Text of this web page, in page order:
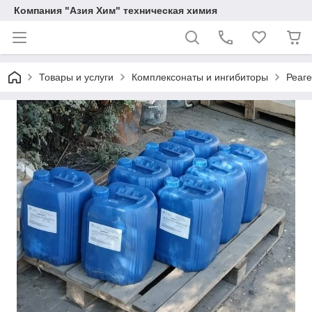
Компания "Азия Хим" техническая химия
Товары и услуги Комплексонаты и ингибиторы